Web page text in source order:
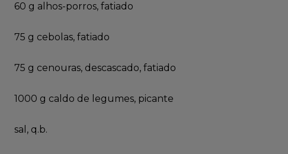
60 g alhos-porros, fatiado
75 g cebolas, fatiado
75 g cenouras, descascado, fatiado
1000 g caldo de legumes, picante
sal, q.b.